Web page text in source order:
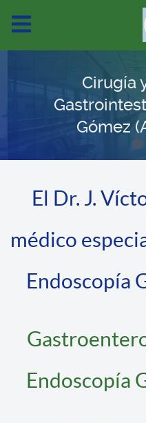
Cirugía
Gómez
El Dr. J.
médico
Endoscopía
Endoscopía